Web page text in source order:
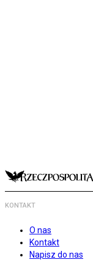
KONTAKT
O nas
Kontakt
Napisz do nas